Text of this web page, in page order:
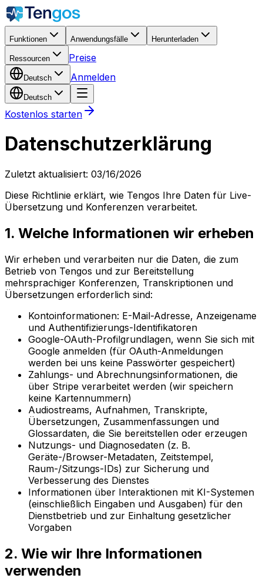
Funktionen Anwendungsfälle Herunterladen
Ressourcen Preise
Deutsch Anmelden
Deutsch
Kostenlos starten
Datenschutzerklärung
Zuletzt aktualisiert: 03/16/2026
Diese Richtlinie erklärt, wie Tengos Ihre Daten für Live-
Übersetzung und Konferenzen verarbeitet.
1. Welche Informationen wir erheben
Wir erheben und verarbeiten nur die Daten, die zum
Betrieb von Tengos und zur Bereitstellung
mehrsprachiger Konferenzen, Transkriptionen und
Übersetzungen erforderlich sind:
Kontoinformationen: E-Mail-Adresse, Anzeigename
und Authentifizierungs-Identifikatoren
Google-OAuth-Profilgrundlagen, wenn Sie sich mit
Google anmelden (für OAuth-Anmeldungen
werden bei uns keine Passwörter gespeichert)
Zahlungs- und Abrechnungsinformationen, die
über Stripe verarbeitet werden (wir speichern
keine Kartennummern)
Audiostreams, Aufnahmen, Transkripte,
Übersetzungen, Zusammenfassungen und
Glossardaten, die Sie bereitstellen oder erzeugen
Nutzungs- und Diagnosedaten (z. B.
Geräte-/Browser-Metadaten, Zeitstempel,
Raum-/Sitzungs-IDs) zur Sicherung und
Verbesserung des Dienstes
Informationen über Interaktionen mit KI-Systemen
(einschließlich Eingaben und Ausgaben) für den
Dienstbetrieb und zur Einhaltung gesetzlicher
Vorgaben
2. Wie wir Ihre Informationen
verwenden